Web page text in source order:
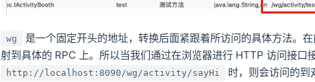
wg
是一个固定开头的地址，转换后面紧跟着所访问的具体方法。
射到具体的 RPC 上。所以当我们通过在浏览器进行 HTTP 访问接口
http://localhost:8090/wg/activity/sayHi
时，则会访问的